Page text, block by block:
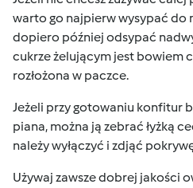
warto go najpierw wysypać do
dopiero później odsypać
cukrze żelującym jest bowiem
rozłożona w paczce.
Jeżeli przy gotowaniu konfitur
piana, można ją zebrać łyżką
należy wyłączyć i zdjąć
Używaj zawsze dobrej jakości